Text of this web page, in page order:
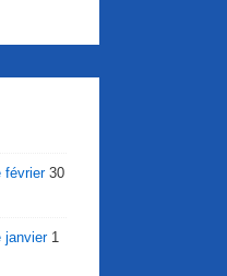
février 30
janvier 1